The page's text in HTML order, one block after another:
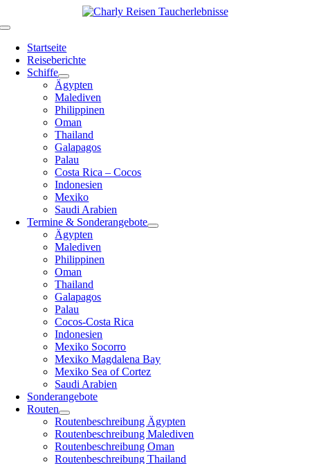
Inhalt
Toggle
NavigationStartseite
Reiseberichte
Schiffe
Ägypten
Malediven
Philippinen
Oman
Thailand
Galapagos
Palau
Costa Rica – Cocos
Indonesien
Mexiko
Saudi Arabien
Termine & Sonderangebote
Ägypten
Malediven
Philippinen
Oman
Thailand
Galapagos
Palau
Cocos-Costa Rica
Indonesien
Mexiko Socorro
Mexiko Magdalena Bay
Mexiko Sea of Cortez
Saudi Arabien
Sonderangebote
Routen
Routenbeschreibung Ägypten
Routenbeschreibung Malediven
Routenbeschreibung Oman
Routenbeschreibung Thailand